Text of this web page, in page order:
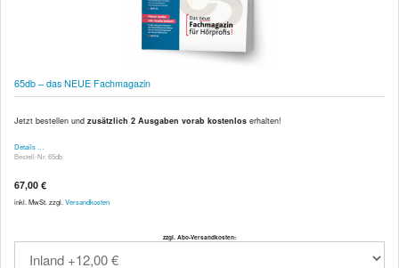
65db – das NEUE Fachmagazin
Jetzt bestellen und zusätzlich 2 Ausgaben vorab kostenlos erhalten!
Details …
Bestell-Nr. 65db
67,00 €
inkl. MwSt. zzgl. Versandkosten
zzgl. Abo-Versandkosten: